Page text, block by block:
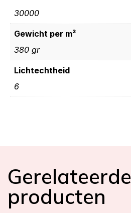
30000
Gewicht per m²
380 gr
Lichtechtheid
6
Gerelateerde
producten